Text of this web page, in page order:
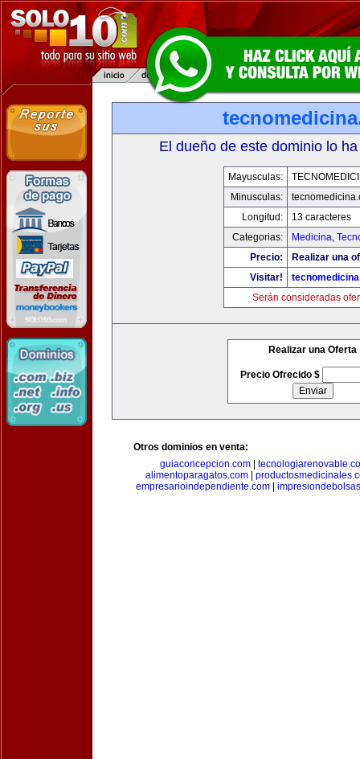
El dueño de este dominio lo
Mayusculas:
Minusculas:
Longitud:
13 caracteres
Categorias:
Medicina,
Precio:
Realizar una
Visitar!
Serán consideradas
Realizar una Oferta
Precio Ofrecido $
Otros dominios en venta:
guiaconcepcion.com|
alimentoparagatos.com
empresarioindependiente.com